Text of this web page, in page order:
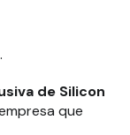
de Silicon
que